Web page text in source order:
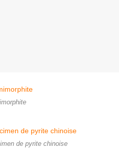
de pyrite chinoise